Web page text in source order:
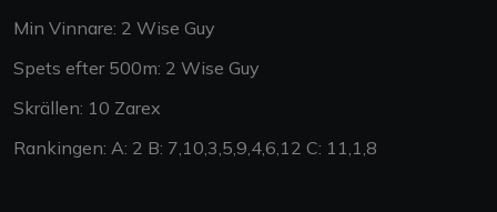
Min Vinnare: 2 Wise Guy
Spets efter 500m: 2 Wise Guy
Skrällen: 10 Zarex
Rankingen: A: 2 B: 7,10,3,5,9,4,6,12 C: 11,1,8